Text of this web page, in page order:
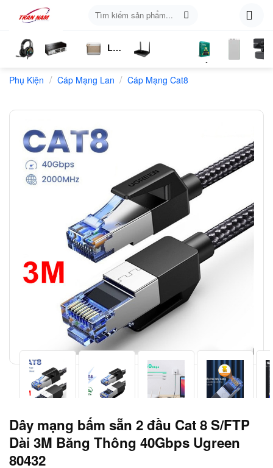
content
kiếm:
Nghe
Chia
Loa
LTE
Sóng
Phần
Phụ Kiện / Cáp Mạng Lan / Cáp Mạng Cat8
Dây mạng bấm sẵn 2 đầu Cat 8 S/FTP
Dài 3M Băng Thông 40Gbps Ugreen
80432